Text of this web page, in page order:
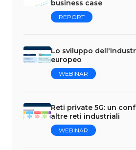
business case
REPORT
Lo sviluppo
europeo
WEBINAR
Reti private 5G: un
altre reti industriali
WEBINAR